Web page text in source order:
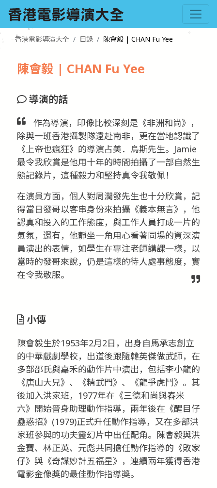
香港電影導演大全 目錄 陳會毅 | CHAN Fu Yee
陳會毅 | CHAN Fu Yee
導演的話
作為導演，印像比較深刻是《非洲和尚》，
除與一班香港攝製隊遠赴南非，更在當地認識了
《上帝也瘋狂》的導演占美．烏斯先生。Jamie
最令我欣賞是他用十年的時間拍攝了一部自然生
態記錄片，這種毅力和堅持真令我敬佩！
在演員方面，個人對周潤發先生也十分欣賞，記
得當日發哥以客串身份來拍攝《義本無言》，他
認真和投入的工作態度，與工作人員打成一片的
氣氛，還有，他靜坐一角用心看著同場的資深演
員演出的表情，如學生在專注老師講課一樣，以
當時的發哥來說，仍是這樣的待人處事態度，實
在令我敬服。
小傳
陳會毅生於1953年2月2日，出身自馬承志創立
的中華戲劇學校，出道後跟隨韓英傑做武師，在
多部邵氏與嘉禾的動作片中演出，包括李小龍的
《唐山大兄》、《精武門》、《龍爭虎鬥》。其
後加入洪家班，1977年在《三德和尚與舂米
六》開始晉身助理動作指導，兩年後在《醒目仔
蠱惑招》(1979)正式升任動作指導，又在多部洪
家班參與的功夫靈幻片中出任配角。陳會毅與洪
金寶、林正英、元彪共同擔任動作指導的《敗家
仔》與《奇謀妙計五福星》，連續兩年獲得香港
電影金像獎的最佳動作指導獎。